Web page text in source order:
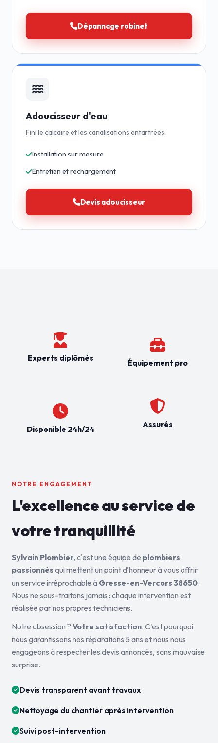
Dépannage robinet
Adoucisseur d'eau
Fini le calcaire et les canalisations entartrées.
Installation sur mesure
Entretien et rechargement
Devis adoucisseur
Experts diplômés
Disponible 24h/24
Équipement pro
Assurés
NOTRE ENGAGEMENT
L'excellence au service de
votre tranquillité
Sylvain Plombier, c'est une équipe de plombiers
passionnés qui mettent un point d'honneur à vous offrir
un service irréprochable à Gresse-en-Vercors 38650.
Nous ne sous-traitons jamais : chaque intervention est
réalisée par nos propres techniciens.
Notre obsession ? Votre satisfaction. C'est pourquoi
nous garantissons nos réparations 5 ans et nous nous
engageons à respecter les devis annoncés, sans mauvaise
surprise.
Devis transparent avant travaux
Nettoyage du chantier après intervention
Suivi post-intervention